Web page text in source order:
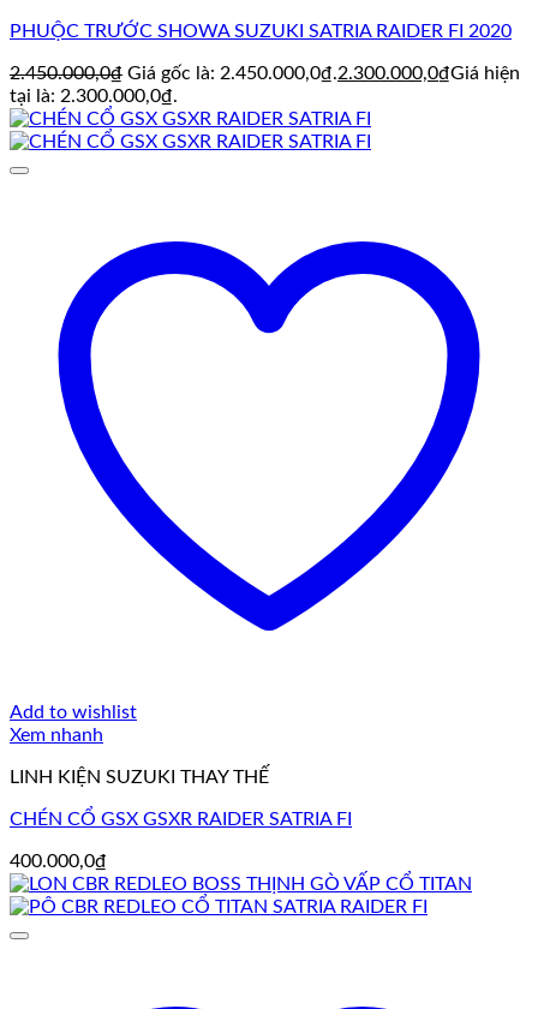
PHUỘC TRƯỚC SHOWA SUZUKI SATRIA RAIDER FI 2020
2.450.000,0₫ Giá gốc là: 2.450.000,0₫.2.300.000,0₫Giá hiện
tại là: 2.300.000,0₫.
Add to wishlist
Xem nhanh
LINH KIỆN SUZUKI THAY THẾ
CHÉN CỔ GSX GSXR RAIDER SATRIA FI
400.000,0₫